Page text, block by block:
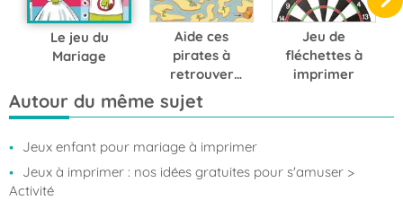
Le jeu du
Mariage
Aide ces
pirates à
retrouver
leur chemin
jusqu'au
Jeu de
fléchettes à
imprimer
Autour du même sujet
Jeux enfant pour mariage à imprimer
Jeux à imprimer : nos idées gratuites pour s'amuser >
Activité